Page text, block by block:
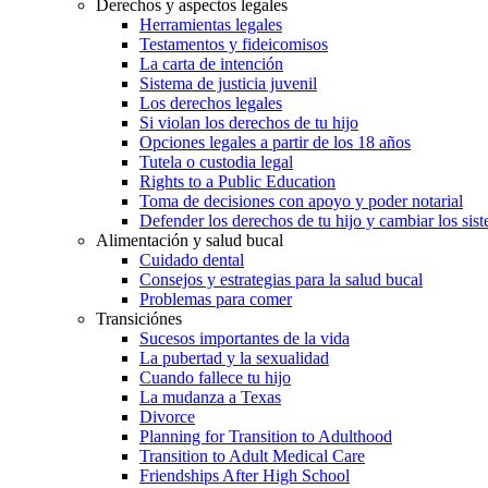
Derechos y aspectos legales
Herramientas legales
Testamentos y fideicomisos
La carta de intención
Sistema de justicia juvenil
Los derechos legales
Si violan los derechos de tu hijo
Opciones legales a partir de los 18 años
Tutela o custodia legal
Rights to a Public Education
Toma de decisiones con apoyo y poder notarial
Defender los derechos de tu hijo y cambiar los
Alimentación y salud bucal
Cuidado dental
Consejos y estrategias para la salud bucal
Problemas para comer
Transiciónes
Sucesos importantes de la vida
La pubertad y la sexualidad
Cuando fallece tu hijo
La mudanza a Texas
Divorce
Planning for Transition to Adulthood
Transition to Adult Medical Care
Friendships After High School